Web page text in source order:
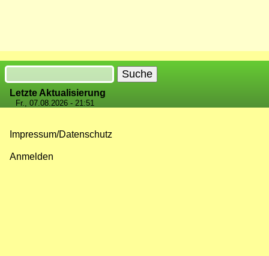
Suche
Letzte Aktualisierung
Fr., 07.08.2026 - 21:51
Impressum/Datenschutz
Anmelden